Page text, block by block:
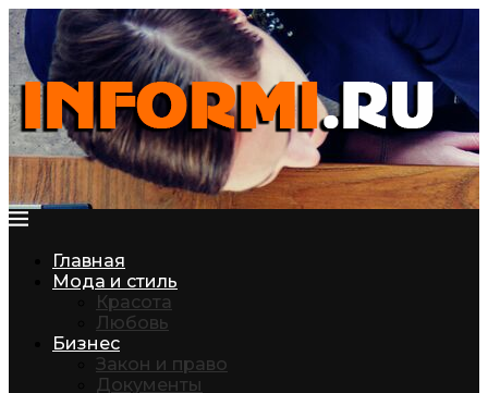
Главная
Мода и стиль
Красота
Любовь
Бизнес
Закон и право
Документы